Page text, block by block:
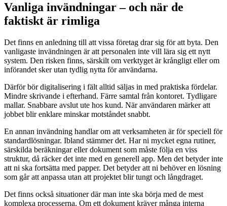
Vanliga invändningar – och när de
faktiskt är rimliga
Det finns en anledning till att vissa företag drar sig för att byta. Den
vanligaste invändningen är att personalen inte vill lära sig ett nytt
system. Den risken finns, särskilt om verktyget är krångligt eller om
införandet sker utan tydlig nytta för användarna.
Därför bör digitalisering i fält alltid säljas in med praktiska fördelar.
Mindre skrivande i efterhand. Färre samtal från kontoret. Tydligare
mallar. Snabbare avslut ute hos kund. När användaren märker att
jobbet blir enklare minskar motståndet snabbt.
En annan invändning handlar om att verksamheten är för speciell för
standardlösningar. Ibland stämmer det. Har ni mycket egna rutiner,
särskilda beräkningar eller dokument som måste följa en viss
struktur, då räcker det inte med en generell app. Men det betyder inte
att ni ska fortsätta med papper. Det betyder att ni behöver en lösning
som går att anpassa utan att projektet blir tungt och långdraget.
Det finns också situationer där man inte ska börja med de mest
komplexa processerna. Om ett dokument kräver många interna